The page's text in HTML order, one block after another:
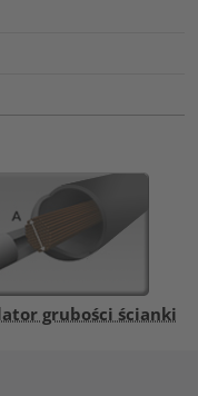
grubości ścianki